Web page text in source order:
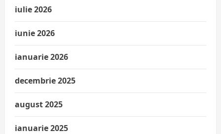
iulie 2026
iunie 2026
ianuarie 2026
decembrie 2025
august 2025
ianuarie 2025